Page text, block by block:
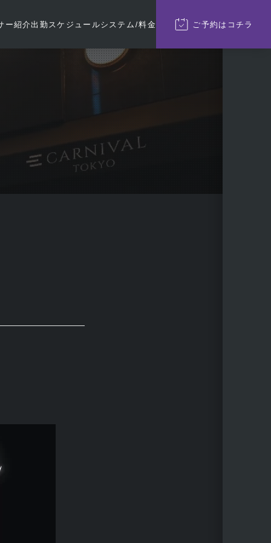
ー紹介出勤スケジュールシステム/料金 ご予約はコチラ